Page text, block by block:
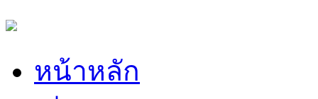
หน้าหลัก